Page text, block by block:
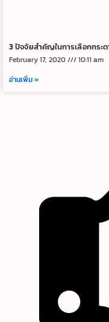
3 ปัจจัยสำคัญในการเลือกกร
February 17, 2020
10:11 am
อ่านเพิ่ม »